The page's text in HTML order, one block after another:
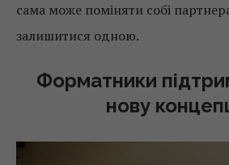
сама може поміняти собі
залишитися одною.
Форматники
нову